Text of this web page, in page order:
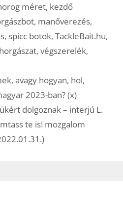
méret, kezdő
, manőverezés,
, spicc botok, TackleBait.hu,
, végszerelék,
avagy hogyan, hol,
2023-ban? (x)
dolgoznak – interjú L.
te is! mozgalom